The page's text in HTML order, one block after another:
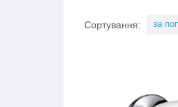
Сортування: за